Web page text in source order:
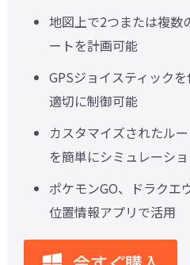
地図上で2つまたは複数
ートを計画可能
GPSジョイスティック
適切に制御可能
カスタマイズされたル
を簡単にシミュレーシ
ポケモンGO、ドラクエ
位置情報アプリで活用